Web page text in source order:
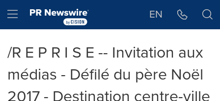
Hamburger menu EN
/R E P R I S E -- Invitation aux
médias - Défilé du père Noël
2017 - Destination centre-ville